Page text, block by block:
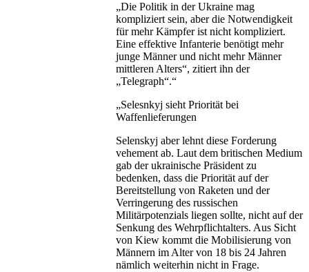
„Die Politik in der Ukraine mag
kompliziert sein, aber die Notwendigkeit
für mehr Kämpfer ist nicht kompliziert.
Eine effektive Infanterie benötigt mehr
junge Männer und nicht mehr Männer
mittleren Alters“, zitiert ihn der
„Telegraph“.“
„Selesnkyj sieht Priorität bei
Waffenlieferungen
Selenskyj aber lehnt diese Forderung
vehement ab. Laut dem britischen Medium
gab der ukrainische Präsident zu
bedenken, dass die Priorität auf der
Bereitstellung von Raketen und der
Verringerung des russischen
Militärpotenzials liegen sollte, nicht auf der
Senkung des Wehrpflichtalters. Aus Sicht
von Kiew kommt die Mobilisierung von
Männern im Alter von 18 bis 24 Jahren
nämlich weiterhin nicht in Frage.